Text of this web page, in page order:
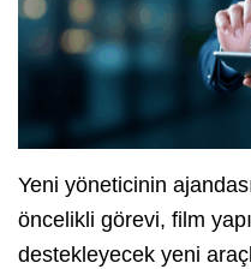
Yeni yöneticinin
öncelikli görevi, film
destekleyecek yeni